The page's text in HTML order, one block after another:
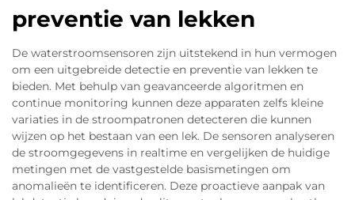
preventie van lekken
De waterstroomsensoren zijn uitstekend in hun vermogen
om een uitgebreide detectie en preventie van lekken te
bieden. Met behulp van geavanceerde algoritmen en
continue monitoring kunnen deze apparaten zelfs kleine
variaties in de stroompatronen detecteren die kunnen
wijzen op het bestaan van een lek. De sensoren analyseren
de stroomgegevens in realtime en vergelijken de huidige
metingen met de vastgestelde basismetingen om
anomalieën te identificeren. Deze proactieve aanpak van